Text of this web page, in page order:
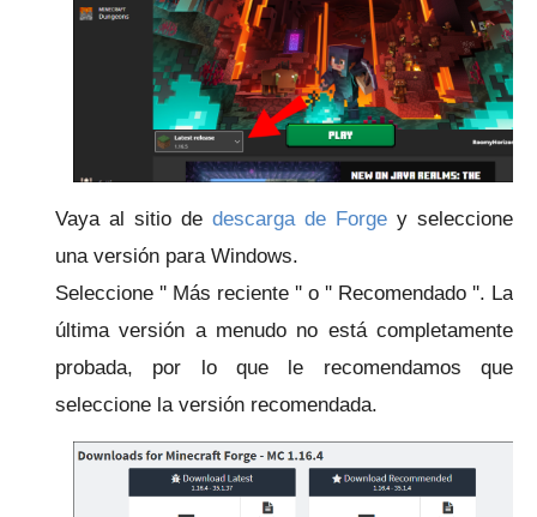
Vaya al sitio de descarga de Forge y seleccione
una versión para Windows.
Seleccione '' Más reciente '' o '' Recomendado ''. La
última versión a menudo no está completamente
probada, por lo que le recomendamos que
seleccione la versión recomendada.